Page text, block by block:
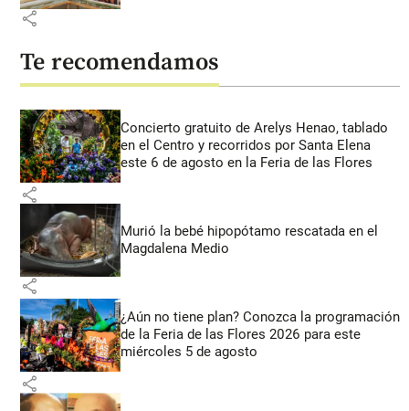
share
Te recomendamos
Concierto gratuito de Arelys Henao, tablado
en el Centro y recorridos por Santa Elena
este 6 de agosto en la Feria de las Flores
share
Murió la bebé hipopótamo rescatada en el
Magdalena Medio
share
¿Aún no tiene plan? Conozca la programación
de la Feria de las Flores 2026 para este
miércoles 5 de agosto
share